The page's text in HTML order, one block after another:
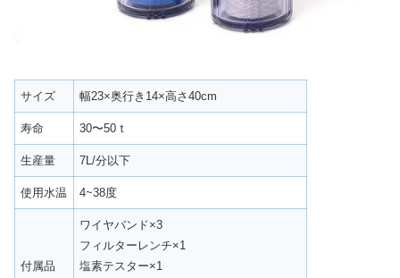
サイズ 幅23×奥行き14×高さ40cm
寿命 30〜50ｔ
生産量 7L/分以下
使用水温 4~38度
付属品
ワイヤバンド×3
フィルターレンチ×1
塩素テスター×1